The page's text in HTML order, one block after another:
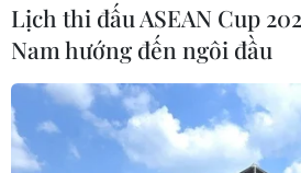
Lịch thi đấu ASEAN Cup
Nam hướng đến ngôi đầu